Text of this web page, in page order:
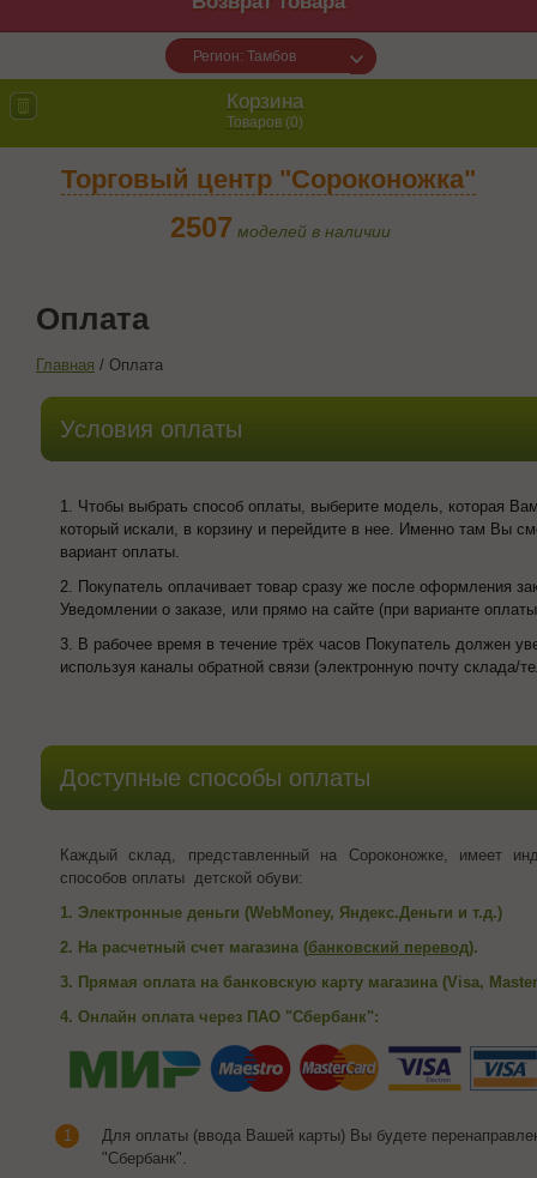
Регион: Тамбов
Корзина
Товаров (0)
Торговый центр "Сороконожка"
2507 моделей в наличии
Оплата
Главная / Оплата
Условия оплаты
1. Чтобы выбрать способ оплаты, выберите модель, которая
который искали, в корзину и перейдите в нее. Именно там Вы
вариант оплаты.
2. Покупатель оплачивает товар сразу же после оформления
Уведомлении о заказе, или прямо на сайте (при варианте
3. В рабочее время в течение трёх часов Покупатель должен
используя каналы обратной связи (электронную почту склада/
Доступные способы оплаты
Каждый склад, представленный на Сороконожке, имеет
способов оплаты детской обуви:
1. Электронные деньги (WebMoney, Яндекс.Деньги и т.д.)
2. На расчетный счет магазина (банковский перевод).
3. Прямая оплата на банковскую карту магазина (Visa,
4. Онлайн оплата через ПАО "Сбербанк":
Для оплаты (ввода Вашей карты) Вы будете
"Сбербанк".